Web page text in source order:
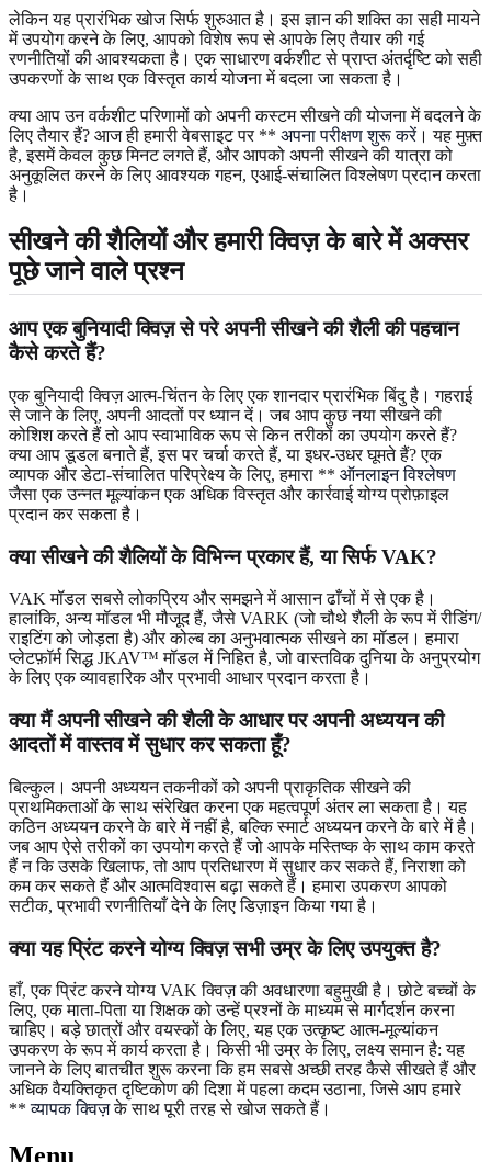
लेकिन यह प्रारंभिक खोज सिर्फ शुरुआत है। इस ज्ञान की शक्ति का सही मायने
में उपयोग करने के लिए, आपको विशेष रूप से आपके लिए तैयार की गई
रणनीतियों की आवश्यकता है। एक साधारण वर्कशीट से प्राप्त अंतर्दृष्टि को सही
उपकरणों के साथ एक विस्तृत कार्य योजना में बदला जा सकता है।
क्या आप उन वर्कशीट परिणामों को अपनी कस्टम सीखने की योजना में बदलने के
लिए तैयार हैं? आज ही हमारी वेबसाइट पर ** अपना परीक्षण शुरू करें। यह मुफ़्त
है, इसमें केवल कुछ मिनट लगते हैं, और आपको अपनी सीखने की यात्रा को
अनुकूलित करने के लिए आवश्यक गहन, एआई-संचालित विश्लेषण प्रदान करता
है।
सीखने की शैलियों और हमारी क्विज़ के बारे में अक्सर
पूछे जाने वाले प्रश्न
आप एक बुनियादी क्विज़ से परे अपनी सीखने की शैली की पहचान
कैसे करते हैं?
एक बुनियादी क्विज़ आत्म-चिंतन के लिए एक शानदार प्रारंभिक बिंदु है। गहराई
से जाने के लिए, अपनी आदतों पर ध्यान दें। जब आप कुछ नया सीखने की
कोशिश करते हैं तो आप स्वाभाविक रूप से किन तरीकों का उपयोग करते हैं?
क्या आप डूडल बनाते हैं, इस पर चर्चा करते हैं, या इधर-उधर घूमते हैं? एक
व्यापक और डेटा-संचालित परिप्रेक्ष्य के लिए, हमारा ** ऑनलाइन विश्लेषण
जैसा एक उन्नत मूल्यांकन एक अधिक विस्तृत और कार्रवाई योग्य प्रोफ़ाइल
प्रदान कर सकता है।
क्या सीखने की शैलियों के विभिन्न प्रकार हैं, या सिर्फ VAK?
VAK मॉडल सबसे लोकप्रिय और समझने में आसान ढाँचों में से एक है।
हालांकि, अन्य मॉडल भी मौजूद हैं, जैसे VARK (जो चौथे शैली के रूप में रीडिंग/
राइटिंग को जोड़ता है) और कोल्ब का अनुभवात्मक सीखने का मॉडल। हमारा
प्लेटफ़ॉर्म सिद्ध JKAV™ मॉडल में निहित है, जो वास्तविक दुनिया के अनुप्रयोग
के लिए एक व्यावहारिक और प्रभावी आधार प्रदान करता है।
क्या मैं अपनी सीखने की शैली के आधार पर अपनी अध्ययन की
आदतों में वास्तव में सुधार कर सकता हूँ?
बिल्कुल। अपनी अध्ययन तकनीकों को अपनी प्राकृतिक सीखने की
प्राथमिकताओं के साथ संरेखित करना एक महत्वपूर्ण अंतर ला सकता है। यह
कठिन अध्ययन करने के बारे में नहीं है, बल्कि स्मार्ट अध्ययन करने के बारे में है।
जब आप ऐसे तरीकों का उपयोग करते हैं जो आपके मस्तिष्क के साथ काम करते
हैं न कि उसके खिलाफ, तो आप प्रतिधारण में सुधार कर सकते हैं, निराशा को
कम कर सकते हैं और आत्मविश्वास बढ़ा सकते हैं। हमारा उपकरण आपको
सटीक, प्रभावी रणनीतियाँ देने के लिए डिज़ाइन किया गया है।
क्या यह प्रिंट करने योग्य क्विज़ सभी उम्र के लिए उपयुक्त है?
हाँ, एक प्रिंट करने योग्य VAK क्विज़ की अवधारणा बहुमुखी है। छोटे बच्चों के
लिए, एक माता-पिता या शिक्षक को उन्हें प्रश्नों के माध्यम से मार्गदर्शन करना
चाहिए। बड़े छात्रों और वयस्कों के लिए, यह एक उत्कृष्ट आत्म-मूल्यांकन
उपकरण के रूप में कार्य करता है। किसी भी उम्र के लिए, लक्ष्य समान है: यह
जानने के लिए बातचीत शुरू करना कि हम सबसे अच्छी तरह कैसे सीखते हैं और
अधिक वैयक्तिकृत दृष्टिकोण की दिशा में पहला कदम उठाना, जिसे आप हमारे
**व्यापक क्विज़के साथ पूरी तरह से खोज सकते हैं।
Menu